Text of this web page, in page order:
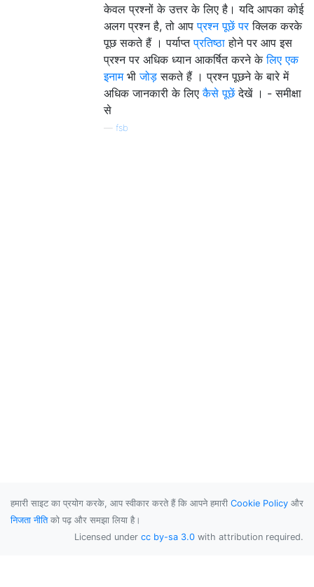
केवल प्रश्नों के उत्तर के लिए है। यदि आपका कोई
अलग प्रश्न है, तो आपप्रश्न पूछें परक्लिक करके
पूछ सकते हैं । पर्याप्तप्रतिष्ठा होने पर आप इस
प्रश्न पर अधिक ध्यान आकर्षित करने केलिए एक
इनामभीजोड़ सकते हैं । प्रश्न पूछने के बारे में
अधिक जानकारी के लिएकैसे पूछेंदेखें । - समीक्षा
से
fsb
हमारी साइट का प्रयोग करके, आप स्वीकार करते हैं कि आपने हमारी Cookie Policy और
निजता नीतिको पढ़ और समझा लिया है।
Licensed under cc by-sa 3.0 with attribution required.